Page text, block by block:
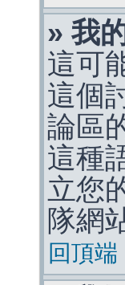
» 我
這可
這個
論區
這種
立您
隊網
回頂端